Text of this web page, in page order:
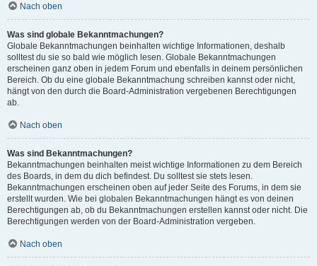
Nach oben
Was sind globale Bekanntmachungen?
Globale Bekanntmachungen beinhalten wichtige Informationen, deshalb
solltest du sie so bald wie möglich lesen. Globale Bekanntmachungen
erscheinen ganz oben in jedem Forum und ebenfalls in deinem persönlichen
Bereich. Ob du eine globale Bekanntmachung schreiben kannst oder nicht,
hängt von den durch die Board-Administration vergebenen Berechtigungen
ab.
Nach oben
Was sind Bekanntmachungen?
Bekanntmachungen beinhalten meist wichtige Informationen zu dem Bereich
des Boards, in dem du dich befindest. Du solltest sie stets lesen.
Bekanntmachungen erscheinen oben auf jeder Seite des Forums, in dem sie
erstellt wurden. Wie bei globalen Bekanntmachungen hängt es von deinen
Berechtigungen ab, ob du Bekanntmachungen erstellen kannst oder nicht. Die
Berechtigungen werden von der Board-Administration vergeben.
Nach oben